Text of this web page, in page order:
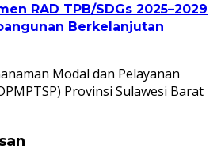
RAD TPB/SDGs 2025–2029
Berkelanjutan
Modal dan Pelayanan
Provinsi Sulawesi Barat